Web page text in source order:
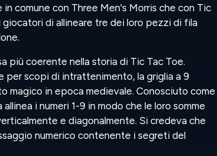
comune con Three Men's Morris che con Tic
di allineare tre dei loro pezzi di fila
più coerente nella storia di Tic Tac Toe.
scopi di intrattenimento, la griglia a 9
magico in epoca medievale. Conosciuto come
i numeri 1-9 in modo che le loro somme
e diagonalmente. Si credeva che
numerico contenente i segreti del